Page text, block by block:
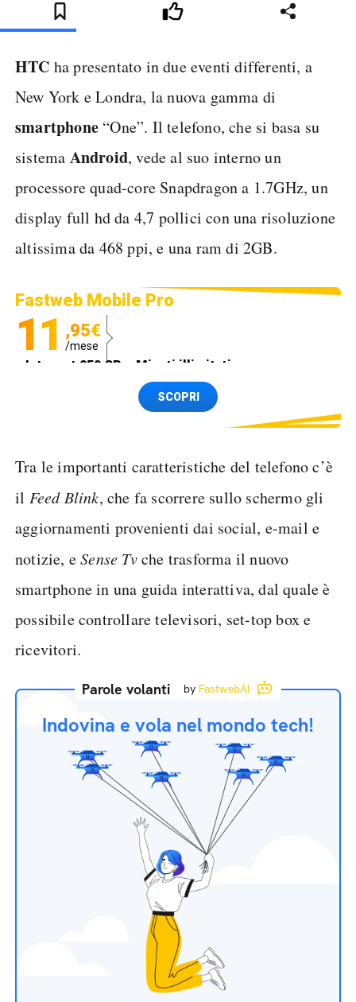
HTC ha presentato in due eventi differenti, a
New York e Londra, la nuova gamma di
smartphone “One”. Il telefono, che si basa su
sistema Android, vede al suo interno un
processore quad-core Snapdragon a 1.7GHz, un
display full hd da 4,7 pollici con una risoluzione
altissima da 468 ppi, e una ram di 2GB.
Fastweb Mobile Pro
11 ,95€
/mese
Internet 250 GB e Minuti illimitati
Spedizione SIM GRATISSCOPRI
Tra le importanti caratteristiche del telefono c’è
il Feed Blink, che fa scorrere sullo schermo gli
aggiornamenti provenienti dai social, e-mail e
notizie, eSense Tvche trasforma il nuovo
smartphone in una guida interattiva, dal quale è
possibile controllare televisori, set-top box e
ricevitori.
Parole volanti by FastwebAI
Indovina e vola nel mondo tech!